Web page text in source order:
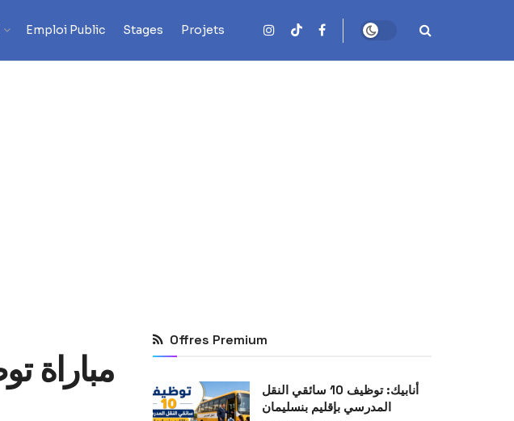
Emploi Public Stages Projets
Offres Premium
أنابيك: توظيف 10 سائقي النقل
المدرسي بإقليم بنسليمان